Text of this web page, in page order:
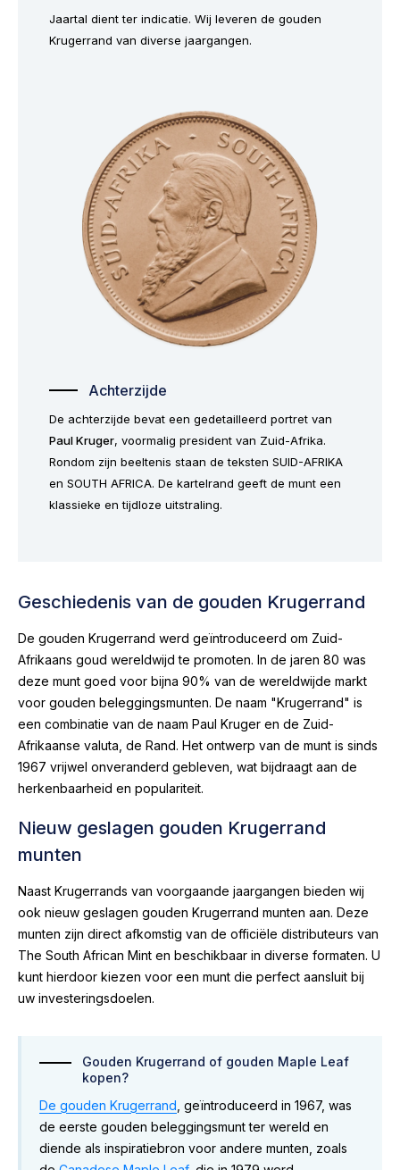
Jaartal dient ter indicatie. Wij leveren de gouden
Krugerrand van diverse jaargangen.
Achterzijde
De achterzijde bevat een gedetailleerd portret van
Paul Kruger, voormalig president van Zuid-Afrika.
Rondom zijn beeltenis staan de teksten SUID-AFRIKA
en SOUTH AFRICA. De kartelrand geeft de munt een
klassieke en tijdloze uitstraling.
Geschiedenis van de gouden Krugerrand
De gouden Krugerrand werd geïntroduceerd om Zuid-
Afrikaans goud wereldwijd te promoten. In de jaren 80 was
deze munt goed voor bijna 90% van de wereldwijde markt
voor gouden beleggingsmunten. De naam "Krugerrand" is
een combinatie van de naam Paul Kruger en de Zuid-
Afrikaanse valuta, de Rand. Het ontwerp van de munt is sinds
1967 vrijwel onveranderd gebleven, wat bijdraagt aan de
herkenbaarheid en populariteit.
Nieuw geslagen gouden Krugerrand
munten
Naast Krugerrands van voorgaande jaargangen bieden wij
ook nieuw geslagen gouden Krugerrand munten aan. Deze
munten zijn direct afkomstig van de officiële distributeurs van
The South African Mint en beschikbaar in diverse formaten. U
kunt hierdoor kiezen voor een munt die perfect aansluit bij
uw investeringsdoelen.
Gouden Krugerrand of gouden Maple Leaf
kopen?
De gouden Krugerrand , geïntroduceerd in 1967, was
de eerste gouden beleggingsmunt ter wereld en
diende als inspiratiebron voor andere munten, zoals